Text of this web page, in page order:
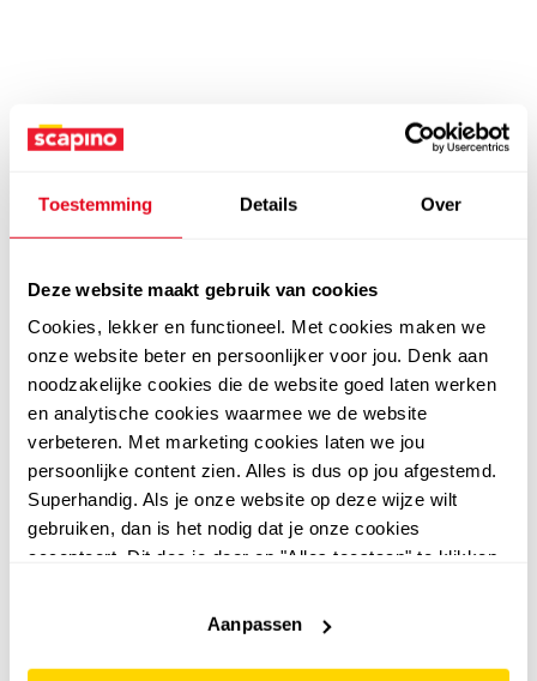
Toestemming Details Over
Deze website maakt gebruik van cookies
Cookies, lekker en functioneel. Met cookies maken we
onze website beter en persoonlijker voor jou. Denk aan
noodzakelijke cookies die de website goed laten werken
en analytische cookies waarmee we de website
verbeteren. Met marketing cookies laten we jou
persoonlijke content zien. Alles is dus op jou afgestemd.
Superhandig. Als je onze website op deze wijze wilt
gebruiken, dan is het nodig dat je onze cookies
accepteert. Dit doe je door op "Alles toestaan" te klikken.
website niet optimaal functioneert.
Aanpassen